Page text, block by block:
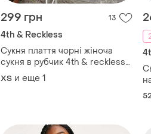
299 грн 13
4th & Reckless
Сукня плаття чорні жіноча
сукня в рубчик 4th & reckless
32
ХS и еще 1